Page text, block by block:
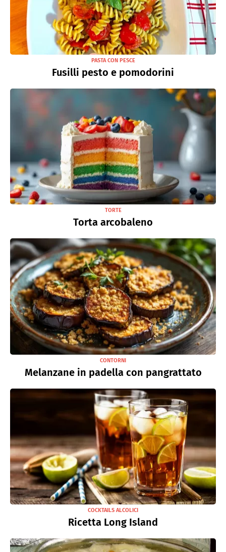
PASTA CON PESCE
Fusilli pesto e pomodorini
TORTE
Torta arcobaleno
CONTORNI
Melanzane in padella con pangrattato
COCKTAILS ALCOLICI
Ricetta Long Island